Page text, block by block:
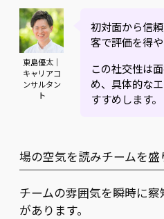
東島優太｜
キャリアコ
ンサルタン
ト
初対面から信
客で評価を得や
この社交性は
め、具体的な
すすめします。
場の空気を読みチームを
チームの雰囲気を瞬時に
があります。